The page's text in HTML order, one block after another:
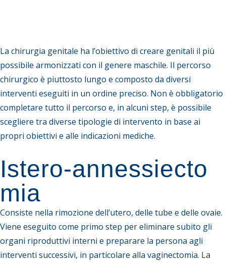
La chirurgia genitale ha l’obiettivo di creare genitali il più
possibile armonizzati con il genere maschile. Il percorso
chirurgico è piuttosto lungo e composto da diversi
interventi eseguiti in un ordine preciso. Non è obbligatorio
completare tutto il percorso e, in alcuni step, è possibile
scegliere tra diverse tipologie di intervento in base ai
propri obiettivi e alle indicazioni mediche.
Istero‑annessiecto
mia
Consiste nella rimozione dell’utero, delle tube e delle ovaie.
Viene eseguito come primo step per eliminare subito gli
organi riproduttivi interni e preparare la persona agli
interventi successivi, in particolare alla vaginectomia. La